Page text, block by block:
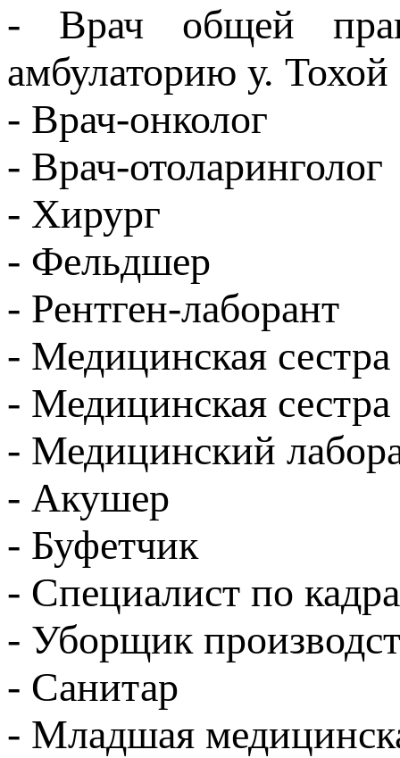
- Врач общей
амбулаторию у. Тохой
- Врач-онколог
- Врач-отоларинголог
- Хирург
- Фельдшер
- Рентген-лаборант
- Медицинская сестра
- Медицинская
- Медицинский
- Акушер
- Буфетчик
- Специалист по
- Уборщик
- Санитар
- Младшая